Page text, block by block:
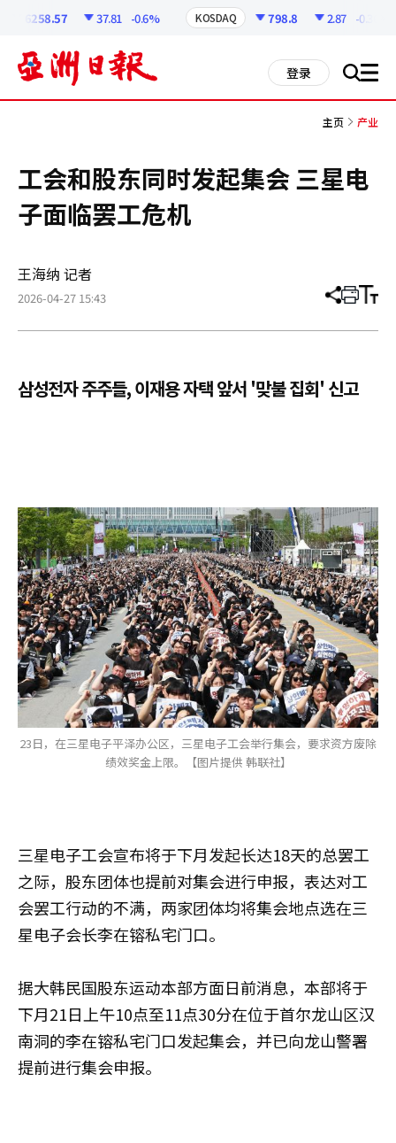
6258.57 37.81 -0.6% KOSDAQ 798.8 2.87 -0.36%
登录 搜 all
主页 产业
工会和股东同时发起集会 三星电
子面临罢工危机
王海纳 记者
2026-04-27 15:43 分
章
打 调
小
삼성전자 주주들, 이재용 자택 앞서 '맞불 집회' 신고
23日，在三星电子平泽办公区，三星电子工会举行集会，要求资方废除
绩效奖金上限。【图片提供 韩联社】
三星电子工会宣布将于下月发起长达18天的总罢工
之际，股东团体也提前对集会进行申报，表达对工
会罢工行动的不满，两家团体均将集会地点选在三
星电子会长李在镕私宅门口。
据大韩民国股东运动本部方面日前消息，本部将于
下月21日上午10点至11点30分在位于首尔龙山区汉
南洞的李在镕私宅门口发起集会，并已向龙山警署
提前进行集会申报。